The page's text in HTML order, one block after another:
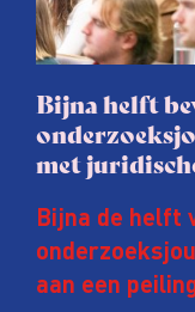
Bijna helft
met
Bijna de helft
aan een